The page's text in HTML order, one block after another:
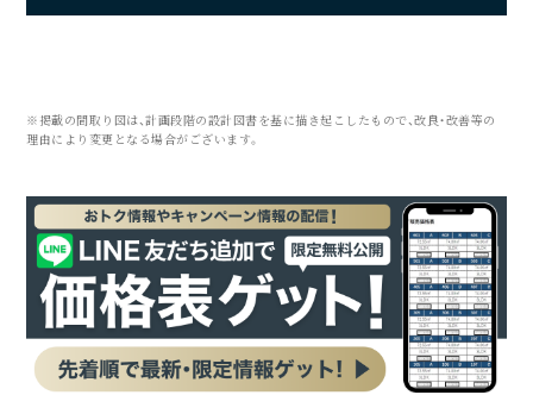
※掲載の間取り図は、計画段階の設計図書を基に描き起こしたもので、改良・改善等の
理由により変更となる場合がございます。